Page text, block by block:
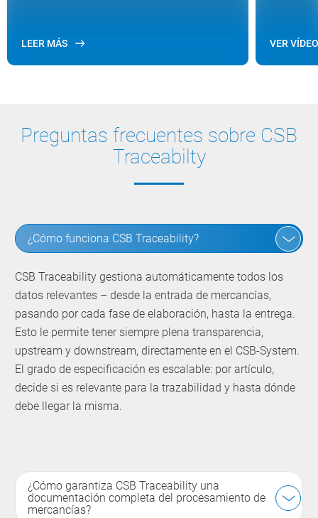
LEER MÁS VER
Preguntas frecuentes sobre CSB
Traceabilty
¿Cómo funciona CSB Traceability?
CSB Traceability gestiona automáticamente todos los
datos relevantes – desde la entrada de mercancías,
pasando por cada fase de elaboración, hasta la entrega.
Esto le permite tener siempre plena transparencia,
upstream y downstream, directamente en el CSB-System.
El grado de especificación es escalable: por artículo,
decide si es relevante para la trazabilidad y hasta dónde
debe llegar la misma.
¿Cómo garantiza CSB Traceability una
documentación completa del procesamiento de
mercancías?